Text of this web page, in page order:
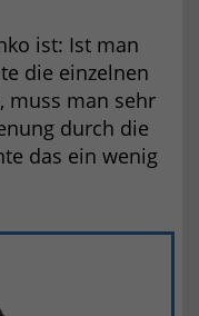
ist: Ist man
die einzelnen
muss man sehr
durch die
das ein wenig